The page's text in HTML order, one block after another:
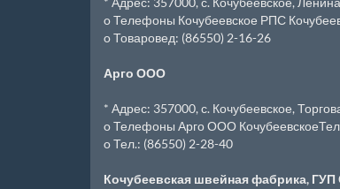
o Телефоны Кочубеевское РПС
o Товаровед: (86550) 2-16-26
Арго ООО
* Адрес: 357000, с. Кочубеевское,
o Телефоны Арго ООО
o Тел.: (86550) 2-28-40
Кочубеевская швейная фабрика, ГУП